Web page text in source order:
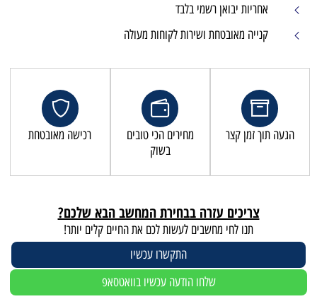
אחריות יבואן רשמי בלבד
קנייה מאובטחת ושירות לקוחות מעולה
הגעה תוך זמן קצר
מחירים הכי טובים
בשוק
רכישה מאובטחת
צריכים עזרה בבחירת המחשב הבא שלכם?
תנו לחי מחשבים לעשות לכם את החיים קלים יותר!
התקשרו עכשיו
שלחו הודעה עכשיו בוואטסאפ